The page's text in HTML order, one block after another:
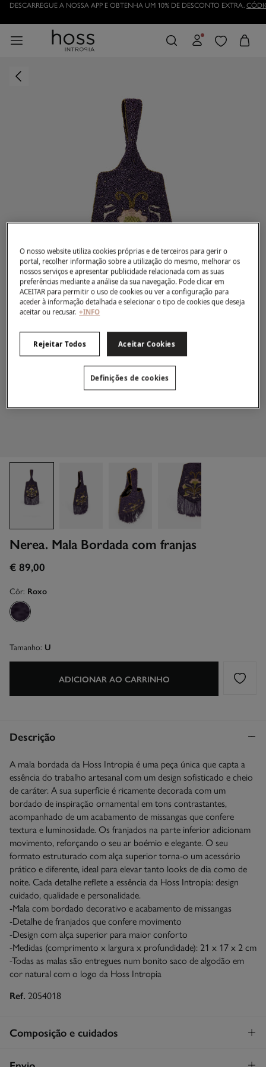
Nerea. Mala Bordada com franjas
€ 89,00
Côr: Roxo
Tamanho: U
ADICIONAR AO CARRINHO
Descrição
A mala bordada da Hoss Intropia é uma peça única que capta a
essência do trabalho artesanal com um design sofisticado e cheio
de caráter. A sua superfície é ricamente decorada com um
bordado de inspiração ornamental em tons contrastantes,
acompanhado de um acabamento de missangas que confere
textura e luminosidade. Os franjados na parte inferior adicionam
movimento, reforçando o seu ar boémio e elegante. O seu
formato estruturado com alça superior torna-o um acessório
prático e diferente, ideal para elevar tanto looks de dia como de
noite. Cada detalhe reflete a essência da Hoss Intropia: design
cuidado, qualidade e personalidade.
-Mala com bordado decorativo e acabamento de missangas
-Detalhe de franjados que confere movimento
-Design com alça superior para maior conforto
-Medidas (comprimento x largura x profundidade): 21 x 17 x 2 cm
-Todas as malas são entregues num bonito saco de algodão em
cor natural com o logo da Hoss Intropia
Ref. 2054018
Composição e cuidados
Composição
O nosso website utiliza cookies próprias e de terceiros para gerir o
portal, recolher informação sobre a utilização do mesmo, melhorar os
nossos serviços e apresentar publicidade relacionada com as suas
preferências mediante a análise da sua navegação. Pode clicar em
ACEITAR para permitir o uso de cookies ou ver a configuração para
aceder à informação detalhada e selecionar o tipo de cookies que deseja
aceitar ou recusar. +INFO
Rejeitar Todos Aceitar Cookies
Definições de cookies